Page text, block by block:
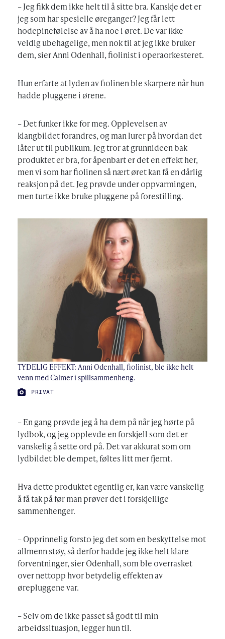
– Jeg fikk dem ikke helt til å sitte bra. Kanskje det er
jeg som har spesielle øreganger? Jeg får lett
hodepinefølelse av å ha noe i øret. De var ikke
veldig ubehagelige, men nok til at jeg ikke bruker
dem, sier Anni Odenhall, fiolinist i operaorkesteret.
Hun erfarte at lyden av fiolinen ble skarpere når hun
hadde pluggene i ørene.
– Det funker ikke for meg. Opplevelsen av
klangbildet forandres, og man lurer på hvordan det
låter ut til publikum. Jeg tror at grunnideen bak
produktet er bra, for åpenbart er det en effekt her,
men vi som har fiolinen så nært øret kan få en dårlig
reaksjon på det. Jeg prøvde under oppvarmingen,
men turte ikke bruke pluggene på forestilling.
TYDELIG EFFEKT: Anni Odenhall, fiolinist, ble ikke helt
venn med Calmer i spillsammenheng.
FOTO:
PRIVAT
– En gang prøvde jeg å ha dem på når jeg hørte på
lydbok, og jeg opplevde en forskjell som det er
vanskelig å sette ord på. Det var akkurat som om
lydbildet ble dempet, føltes litt mer fjernt.
Hva dette produktet egentlig er, kan være vanskelig
å få tak på før man prøver det i forskjellige
sammenhenger.
– Opprinnelig forsto jeg det som en beskyttelse mot
allmenn støy, så derfor hadde jeg ikke helt klare
forventninger, sier Odenhall, som ble overrasket
over nettopp hvor betydelig effekten av
ørepluggene var.
– Selv om de ikke passet så godt til min
arbeidssituasjon, legger hun til.